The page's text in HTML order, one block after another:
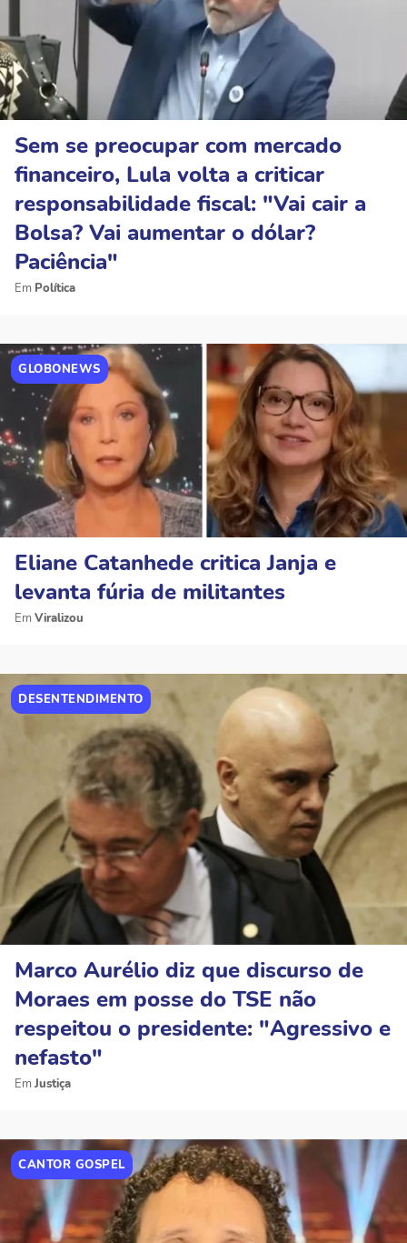
Sem se preocupar com mercado
financeiro, Lula volta a criticar
responsabilidade fiscal: "Vai cair a
Bolsa? Vai aumentar o dólar?
Paciência"
Política
GLOBONEWS
Eliane Catanhede critica Janja e
levanta fúria de militantes
Viralizou
DESENTENDIMENTO
Marco Aurélio diz que discurso de
Moraes em posse do TSE não
respeitou o presidente: "Agressivo e
nefasto"
Justiça
CANTOR GOSPEL